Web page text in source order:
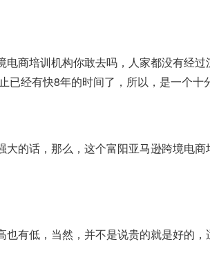
商培训机构你敢去吗，人家都没有经
经有快8年的时间了，所以，是一个十
的话，那么，这个富阳亚马逊跨境电
有低，当然，并不是说贵的就是好的